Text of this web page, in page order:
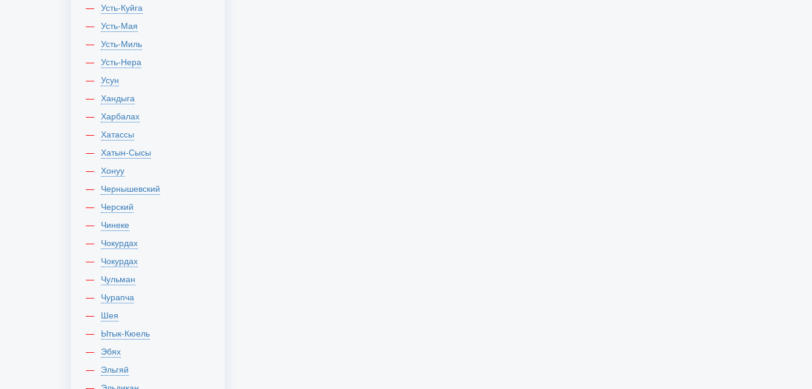
Усть-Куйга
Усть-Мая
Усть-Миль
Усть-Нера
Усун
Хандыга
Харбалах
Хатассы
Хатын-Сысы
Хонуу
Чернышевский
Черский
Чинеке
Чокурдах
Чокурдах
Чульман
Чурапча
Шея
Ытык-Кюель
Эбях
Эльгяй